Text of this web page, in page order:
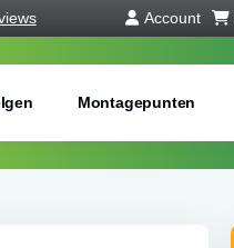
Account
Montagepunten